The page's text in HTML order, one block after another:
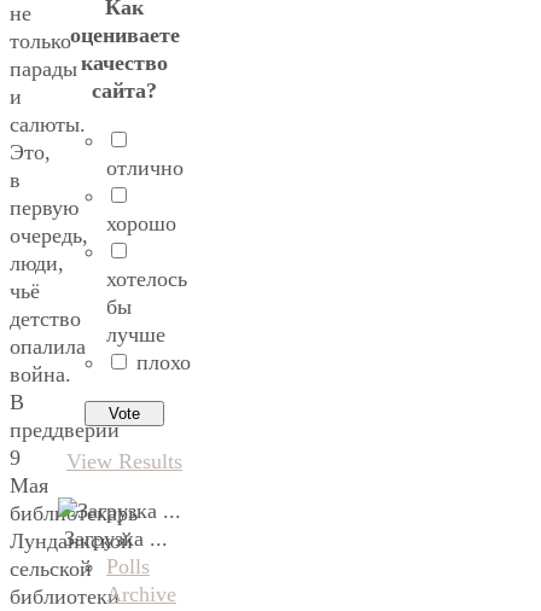
не
только
парады
и
салюты.
Это,
в
первую
очередь,
люди,
чьё
детство
опалила
война.
В
преддверии
9
Мая
библиотекарь
Лунданкской
сельской
библиотеки
Как
оцениваете
качество
сайта?
отлично
хорошо
хотелось
бы
лучше
плохо
View Results
Загрузка ...
Polls
Archive